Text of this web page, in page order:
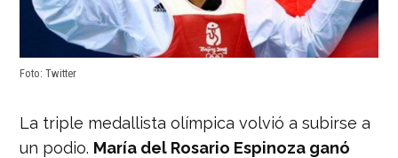
Foto: Twitter
La triple medallista olímpica volvió a subirse a
un podio. María del Rosario Espinoza ganó